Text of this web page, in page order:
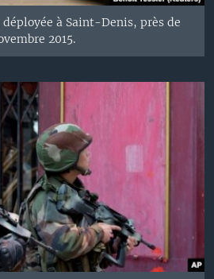
à Saint-Denis, près de
2015.